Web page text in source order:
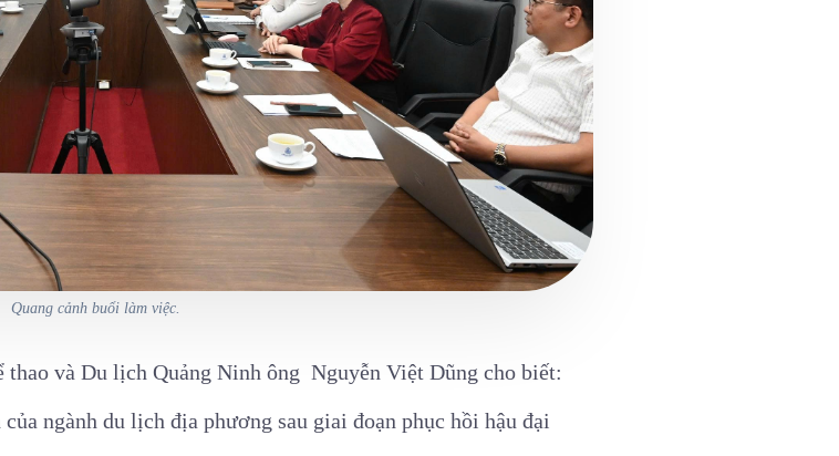
Quang cảnh buổi làm việc.
và Du lịch Quảng Ninh ông Nguyễn Việt Dũng cho biết:
ngành du lịch địa phương sau giai đoạn phục hồi hậu đại